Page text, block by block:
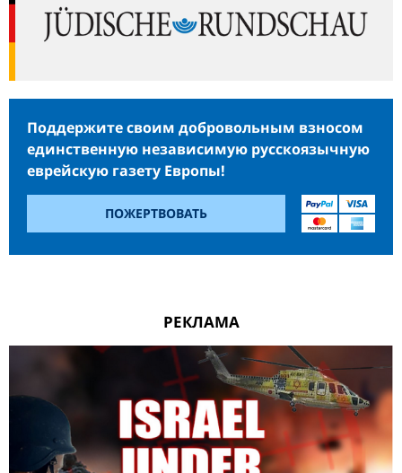
Поддержите своим добровольным взносом
единственную независимую русскоязычную
еврейскую газету Европы!
ПОЖЕРТВОВАТЬ
РЕКЛАМА